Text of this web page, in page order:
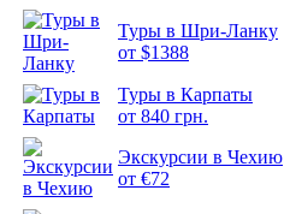
Туры в Шри-Ланку
от $1388
Туры в Карпаты
от 840 грн.
Экскурсии в Чехию
от €72